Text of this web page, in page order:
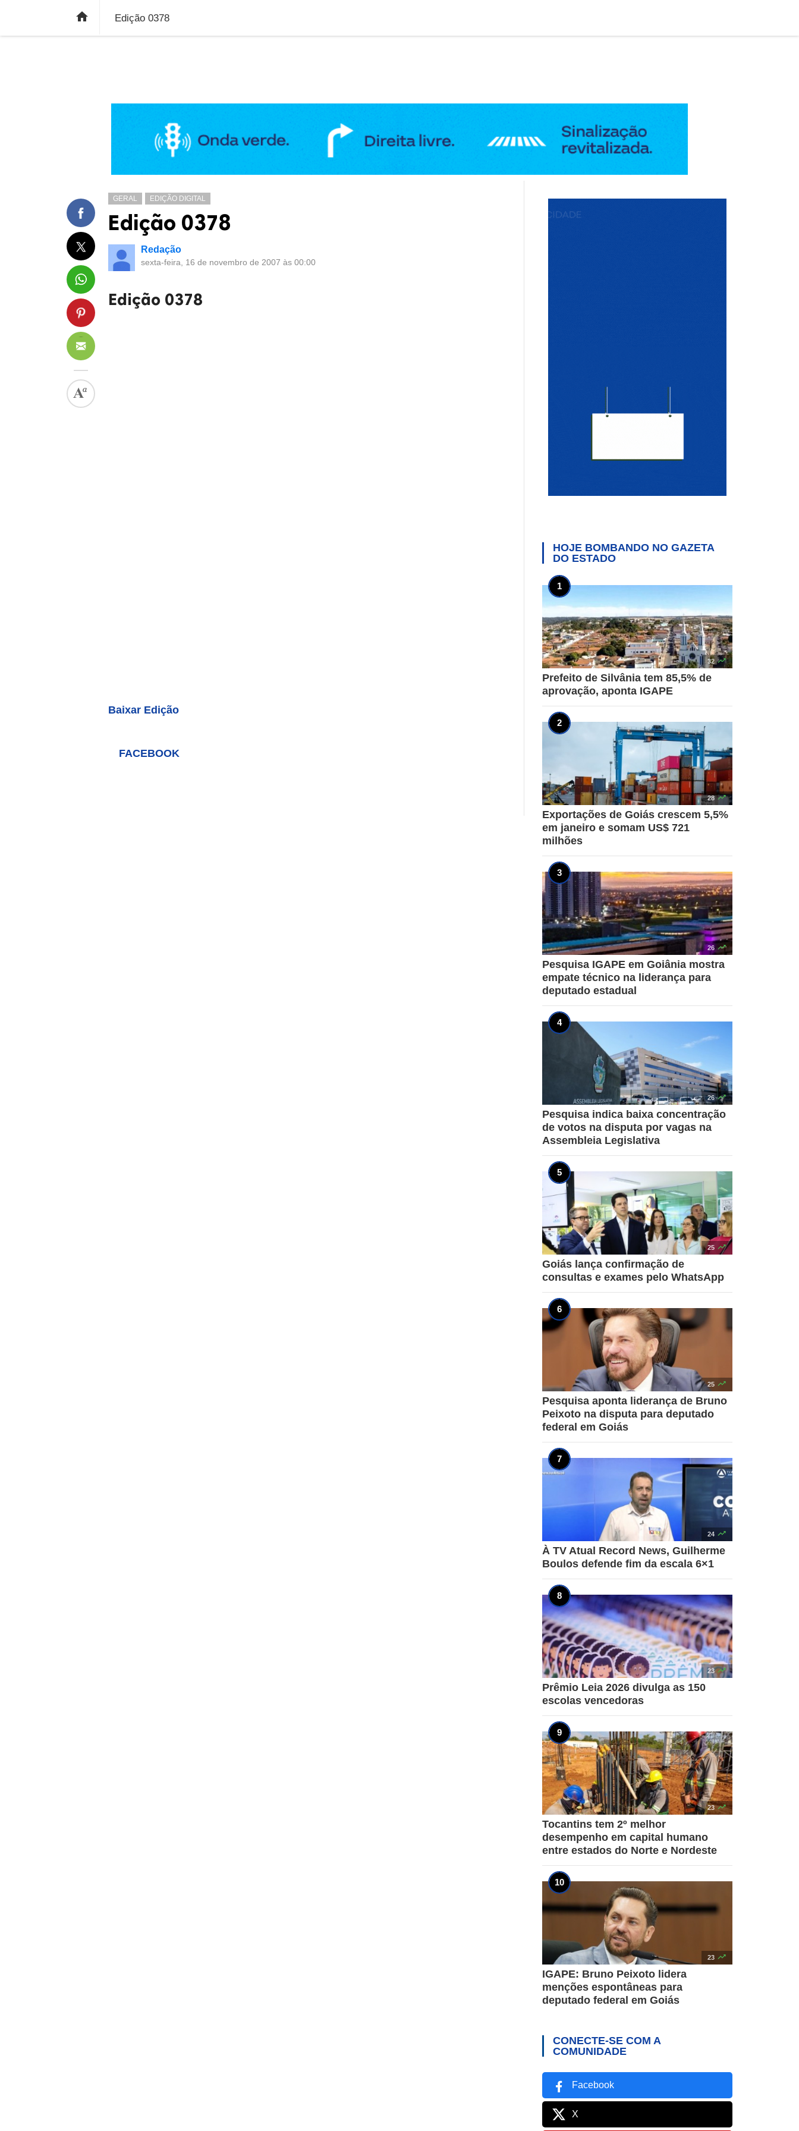

Edição 0378
GERAL EDIÇÃO DIGITAL
Edição 0378
Redação
sexta-feira, 16 de novembro de 2007 às 00:00
Edição 0378
Baixar Edição
FACEBOOK
HOJE BOMBANDO NO GAZETA
DO ESTADO
32 
Prefeito de Silvânia tem 85,5% de
aprovação, aponta IGAPE
28 
Exportações de Goiás crescem 5,5%
em janeiro e somam US$ 721
milhões
26 
Pesquisa IGAPE em Goiânia mostra
empate técnico na liderança para
deputado estadual
26 
Pesquisa indica baixa concentração
de votos na disputa por vagas na
Assembleia Legislativa
25 
Goiás lança confirmação de
consultas e exames pelo WhatsApp
25 
Pesquisa aponta liderança de Bruno
Peixoto na disputa para deputado
federal em Goiás
24 
À TV Atual Record News, Guilherme
Boulos defende fim da escala 6×1
23 
Prêmio Leia 2026 divulga as 150
escolas vencedoras
23 
Tocantins tem 2º melhor
desempenho em capital humano
entre estados do Norte e Nordeste
23 
IGAPE: Bruno Peixoto lidera
menções espontâneas para
deputado federal em Goiás
CONECTE-SE COM A
COMUNIDADE
Facebook
X